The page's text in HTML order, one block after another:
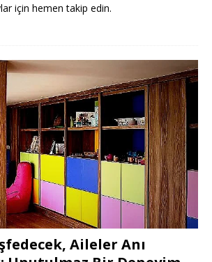
için hemen takip edin.
Aileler Anı